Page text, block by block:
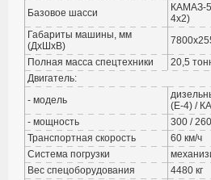
Базовое шасси
КАМАЗ-
4х2)
Габариты машины, мм
(ДхШхВ)
Полная масса спецтехники
20,5
Двигатель:
- модель
(E-4) /
- мощность
300 /
Транспортная скорость
60 км/ч
Система погрузки
Вес спецоборудования
4480 кг